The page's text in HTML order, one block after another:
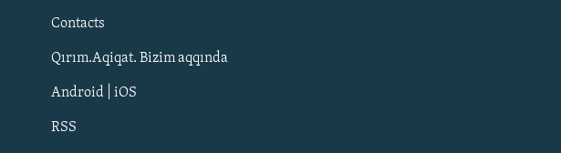
QOŞULIÑIZ!
Contacts
Qırım.Aqiqat. Bizim aqqında
Android | iOS
RSS